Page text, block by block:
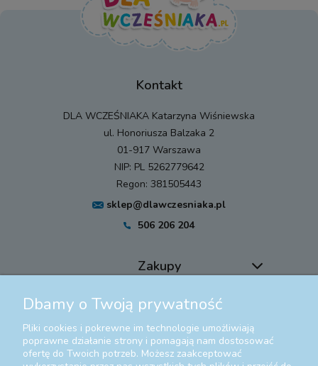
Kontakt
DLA WCZEŚNIAKA Katarzyna Wiśniewska
ul. Honoriusza Balzaka 2
01-917 Warszawa
NIP: PL 5262779642
Regon: 381505443
sklep@dlawczesniaka.pl
506 206 204
Zakupy
Pomoc
Moje konto
Dbamy o Twoją prywatność
Pliki cookies i pokrewne im technologie umożliwiają
poprawne działanie strony i pomagają nam dostosować
ofertę do Twoich potrzeb. Możesz zaakceptować